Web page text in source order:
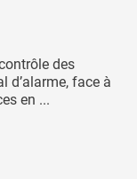
des
d’alarme, face à
en ...